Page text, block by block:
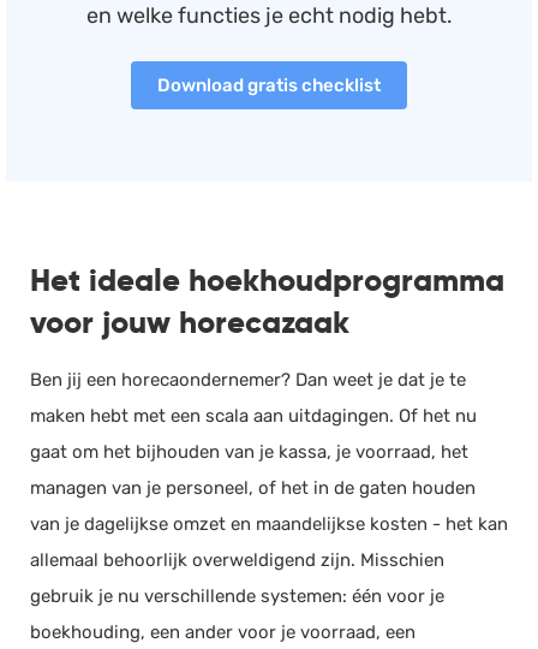
en welke functies je echt nodig hebt.
Download gratis checklist
Het ideale hoekhoudprogramma
voor jouw horecazaak
Ben jij een horecaondernemer? Dan weet je dat je te
maken hebt met een scala aan uitdagingen. Of het nu
gaat om het bijhouden van je kassa, je voorraad, het
managen van je personeel, of het in de gaten houden
van je dagelijkse omzet en maandelijkse kosten - het kan
allemaal behoorlijk overweldigend zijn. Misschien
gebruik je nu verschillende systemen: één voor je
boekhouding, een ander voor je voorraad, een